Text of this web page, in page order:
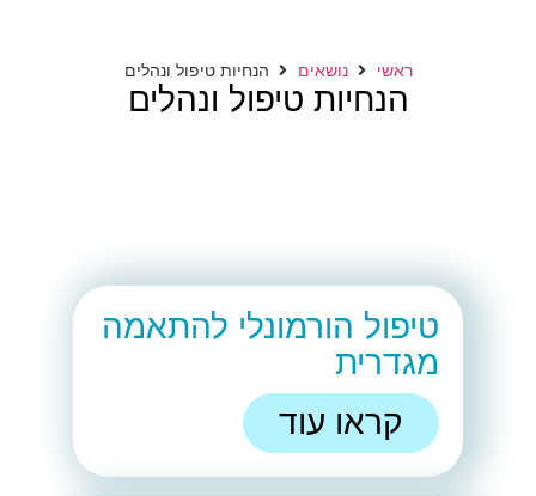
ראשי נושאים הנחיות טיפול ונהלים
הנחיות טיפול ונהלים
טיפול הורמונלי להתאמה
מגדרית
קראו עוד